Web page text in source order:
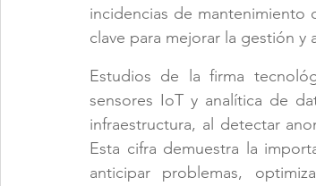
incidencias de mantenimiento
clave para mejorar la gestión y
Estudios de la firma
sensores IoT y analítica de
infraestructura, al detectar
Esta cifra demuestra la
anticipar problemas,